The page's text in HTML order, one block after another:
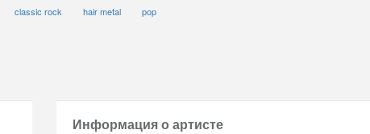
classic rock hair metal pop
Информация о артисте